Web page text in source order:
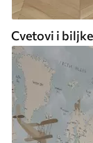
Cvetovi i biljke